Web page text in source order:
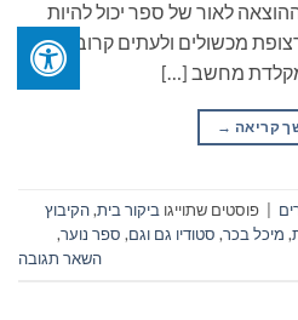
לאור של ספר יכול להיות
מכשולים ולעתים קרובות
מקלדת מחשב […]
קריאה →
פוסטים שתוייגו ביקור בית,הקיבוץ
, מיכל בכר, סטודיו גם וגם, ספר נוער,
השאר תגובה